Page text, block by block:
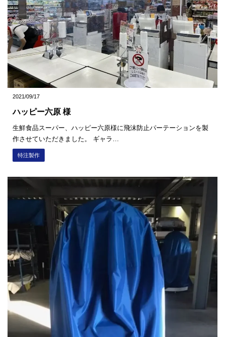
2021/09/17
ハッピー六原 様
生鮮食品スーパー、ハッピー六原様に飛沫防止パーテーションを製
作させていただきました。 ギャラ…
特注製作